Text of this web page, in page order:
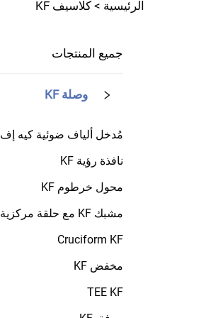
الرئيسية > كلاسيف KF
جميع المنتجات
وصلة KF
مُدخل ألياف ضوئية كيه إف
نافذة رؤية KF
محول خرطوم KF
مشبك KF مع حلقة مركزية ومطاطية ختم
Cruciform KF
مخفض KF
TEE KF